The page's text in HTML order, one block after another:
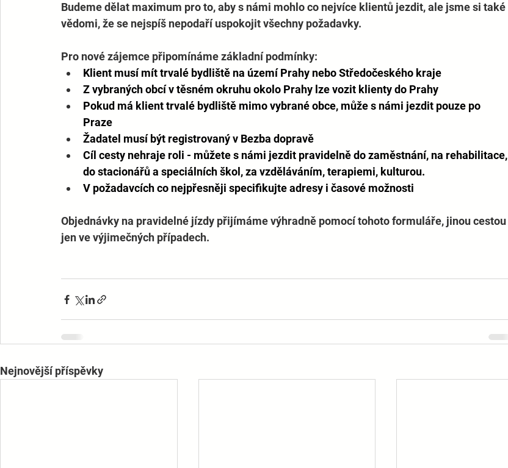
Budeme dělat maximum pro to, aby s námi mohlo co nejvíce klientů jezdit, ale jsme si také
vědomi, že se nejspíš nepodaří uspokojit všechny požadavky.
Pro nové zájemce připomínáme základní podmínky:
Klient musí mít trvalé bydliště na území Prahy nebo Středočeského kraje
Z vybraných obcí v těsném okruhu okolo Prahy lze vozit klienty do Prahy
Pokud má klient trvalé bydliště mimo vybrané obce, může s námi jezdit pouze po
Praze
Žadatel musí být registrovaný v Bezba dopravě
Cíl cesty nehraje roli - můžete s námi jezdit pravidelně do zaměstnání, na rehabilitace,
do stacionářů a speciálních škol, za vzděláváním, terapiemi, kulturou.
V požadavcích co nejpřesněji specifikujte adresy i časové možnosti
Objednávky na pravidelné jízdy přijímáme výhradně pomocí tohoto formuláře, jinou cestou
jen ve výjimečných případech.
Nejnovější příspěvky